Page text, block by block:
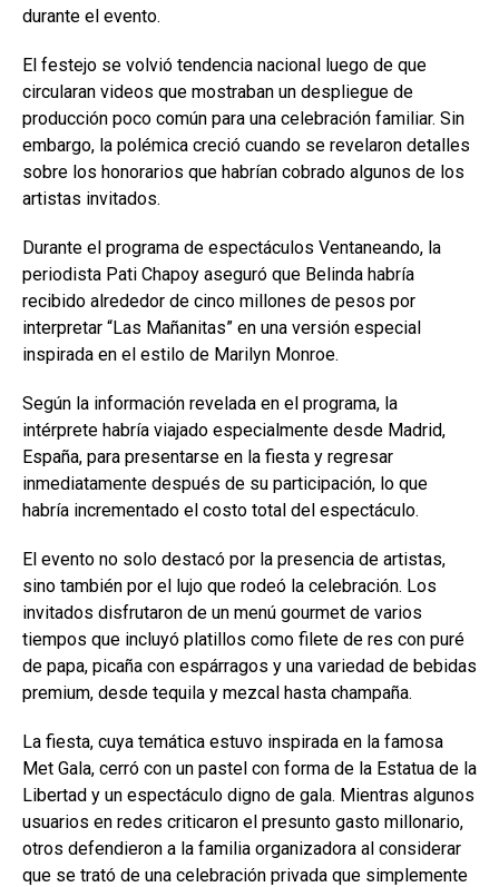
durante el evento.
El festejo se volvió tendencia nacional luego de que
circularan videos que mostraban un despliegue de
producción poco común para una celebración familiar. Sin
embargo, la polémica creció cuando se revelaron detalles
sobre los honorarios que habrían cobrado algunos de los
artistas invitados.
Durante el programa de espectáculos Ventaneando, la
periodista Pati Chapoy aseguró que Belinda habría
recibido alrededor de cinco millones de pesos por
interpretar “Las Mañanitas” en una versión especial
inspirada en el estilo de Marilyn Monroe.
Según la información revelada en el programa, la
intérprete habría viajado especialmente desde Madrid,
España, para presentarse en la fiesta y regresar
inmediatamente después de su participación, lo que
habría incrementado el costo total del espectáculo.
El evento no solo destacó por la presencia de artistas,
sino también por el lujo que rodeó la celebración. Los
invitados disfrutaron de un menú gourmet de varios
tiempos que incluyó platillos como filete de res con puré
de papa, picaña con espárragos y una variedad de bebidas
premium, desde tequila y mezcal hasta champaña.
La fiesta, cuya temática estuvo inspirada en la famosa
Met Gala, cerró con un pastel con forma de la Estatua de la
Libertad y un espectáculo digno de gala. Mientras algunos
usuarios en redes criticaron el presunto gasto millonario,
otros defendieron a la familia organizadora al considerar
que se trató de una celebración privada que simplemente